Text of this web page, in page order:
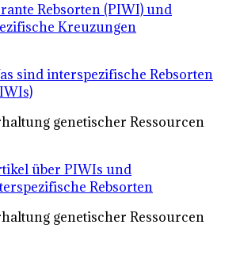
Rebsorten (PIWI) und
Kreuzungen
sind interspezifische Rebsorten
genetischer Ressourcen
über PIWIs und
Rebsorten
genetischer Ressourcen